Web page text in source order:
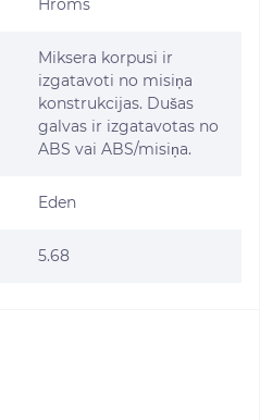
Hroms
Miksera korpusi ir
izgatavoti no misiņa
konstrukcijas. Dušas
galvas ir izgatavotas no
ABS vai ABS/misiņa.
Eden
5.68